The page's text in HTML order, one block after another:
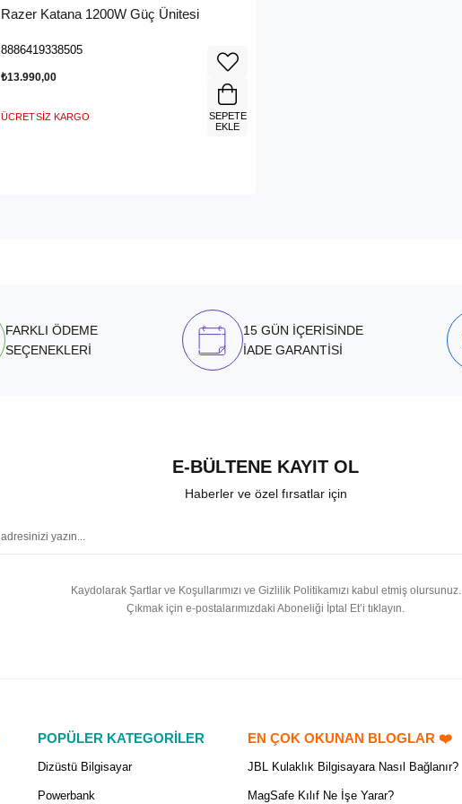
Razer Katana 1200W Güç Ünitesi
8886419338505
₺13.990,00
ÜCRETSIZ KARGO
SEPETE
EKLE
FARKLI ÖDEME
SEÇENEKLERİ
15 GÜN İÇERİSİNDE
İADE GARANTİSİ
E-BÜLTENE KAYIT OL
Haberler ve özel fırsatlar için
Kaydolarak Şartlar ve Koşullarımızı ve Gizlilik Politikamızı kabul etmiş olursunuz.
Çıkmak için e-postalarımızdaki Aboneliği İptal Et’i tıklayın.
POPÜLER KATEGORİLER
Dizüstü Bilgisayar
Powerbank
EN ÇOK OKUNAN BLOGLAR ❤️
JBL Kulaklık Bilgisayara Nasıl Bağlanır?
MagSafe Kılıf Ne İşe Yarar?